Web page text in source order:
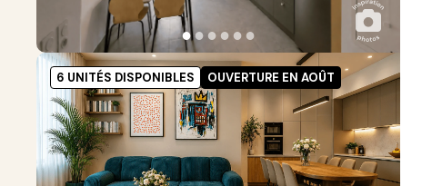
●●●●●●
6 UNITÉS DISPONIBLES OUVERTURE EN AOÛT